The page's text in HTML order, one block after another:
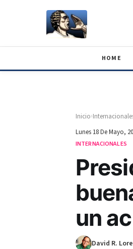
HOME
Inicio›
Lunes 18 De Mayo,
INTERNACIONALES
un
David R.